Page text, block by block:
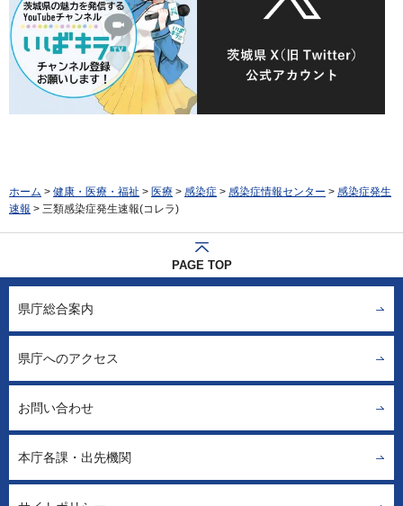
ホーム > 健康・医療・福祉 > 医療 > 感染症 > 感染症情報センター > 感染症発生
速報 > 三類感染症発生速報(コレラ)
PAGE TOP
県庁総合案内
県庁へのアクセス
お問い合わせ
本庁各課・出先機関